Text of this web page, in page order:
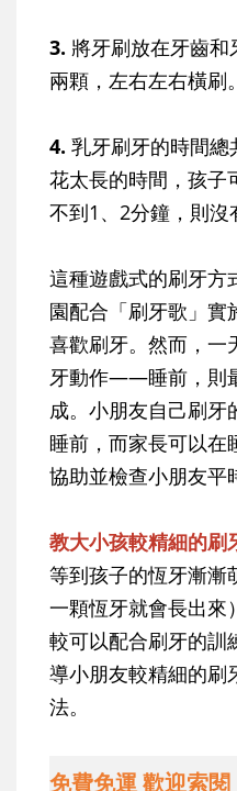
3. 將牙刷放在牙齒
兩顆，左右左右橫刷。
4. 乳牙刷牙的時間總
花太長的時間，孩子
不到1、2分鐘，則沒
這種遊戲式的刷牙方
園配合「刷牙歌」實
喜歡刷牙。然而，一
牙動作——睡前，則
成。小朋友自己刷牙
睡前，而家長可以在
協助並檢查小朋友平
教大小孩較精細的刷
等到孩子的恆牙漸漸
一顆恆牙就會長出來
較可以配合刷牙的訓
導小朋友較精細的
法。
免費免運 歡迎索閱